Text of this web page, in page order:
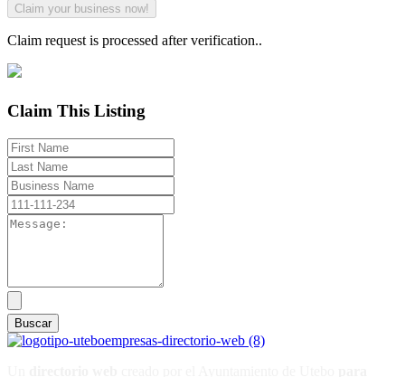
Claim request is processed after verification..
Claim This Listing